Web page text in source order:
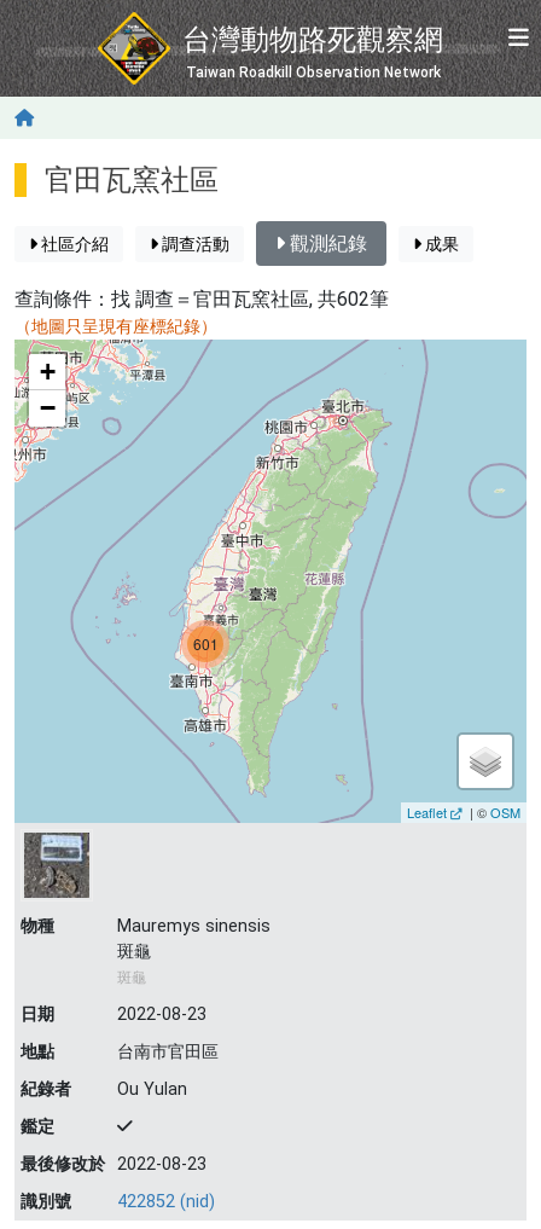
移至主內容
台灣動物路死觀察網
Taiwan Roadkill Observation Network
官田瓦窯社區
社區介紹 調查活動 觀測紀錄 成果
查詢條件：找 調查＝官田瓦窯社區, 共602筆
（地圖只呈現有座標紀錄）
map
601
+
−
Leaflet | ©OSM
物種
Mauremys sinensis
斑龜
斑龜
日期
2022-08-23
地點
台南市官田區
紀錄者
Ou Yulan
鑑定
最後修改於 2022-08-23
識別號
422852 (nid)